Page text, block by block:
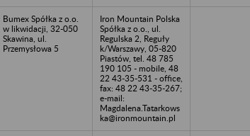
Bumex Spółka z o.o.
w likwidacji, 32-050
Skawina, ul.
Przemysłowa 5
Iron Mountain Polska
Spółka z o.o., ul.
Regulska 2, Reguły
k/Warszawy, 05-820
Piastów, tel. 48 785
190 105 - mobile, 48
22 43-35-531 - office,
fax: 48 22 43-35-267;
e-mail:
Magdalena.Tatarkows
ka@ironmountain.pl